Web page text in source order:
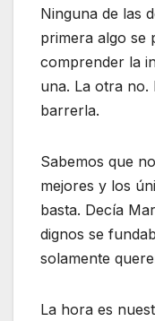
Ninguna de las
primera algo se
comprender la
una. La otra no.
barrerla.
Sabemos que
mejores y los
basta. Decía
dignos se
solamente
La hora es